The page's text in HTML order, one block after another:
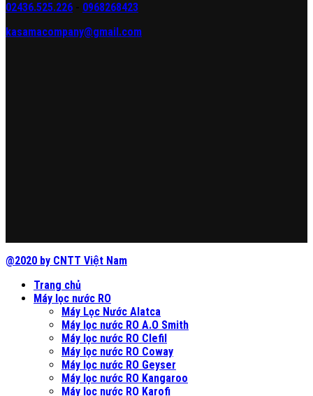
02436.525.226
0968268423
kasamacompany@gmail.com
@2020 by CNTT Việt Nam
Trang chủ
Máy lọc nước RO
Máy Lọc Nước Alatca
Máy lọc nước RO A.O Smith
Máy lọc nước RO Clefil
Máy lọc nước RO Coway
Máy lọc nước RO Geyser
Máy lọc nước RO Kangaroo
Máy lọc nước RO Karofi